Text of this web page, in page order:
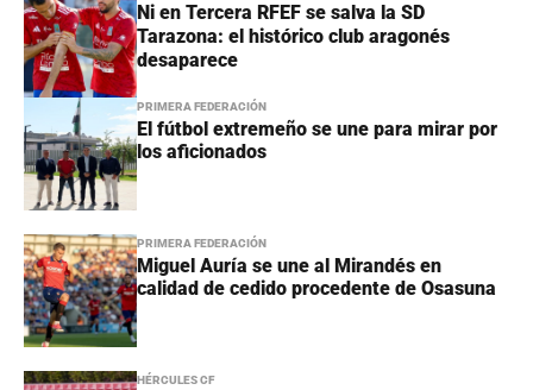
Ni en Tercera RFEF se salva la SD
Tarazona: el histórico club aragonés
desaparece
PRIMERA FEDERACIÓN
El fútbol extremeño se une para mirar por
los aficionados
PRIMERA FEDERACIÓN
Miguel Auría se une al Mirandés en
calidad de cedido procedente de Osasuna
HÉRCULES CF